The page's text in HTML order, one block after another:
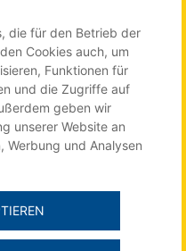
- ein Unternehmen im
online auf:
die für den Betrieb der
Cookies auch, um
Funktionen für
und die Zugriffe auf
geben wir
unserer Website an
Werbung und Analysen